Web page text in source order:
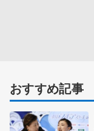
おすすめ記事